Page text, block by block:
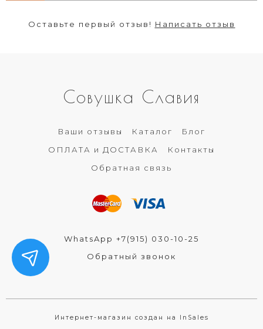
Оставьте первый отзыв! Написать отзыв
Совушка Славия
Ваши отзывы Каталог
Блог
ОПЛАТА и ДОСТАВКА
Контакты
Обратная связь
WhatsApp +7(915) 030-10-25
Обратный звонок
Интернет-магазин создан на InSales